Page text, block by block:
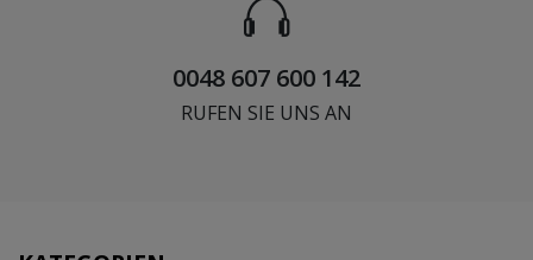
0048 607 600 142
RUFEN SIE UNS AN